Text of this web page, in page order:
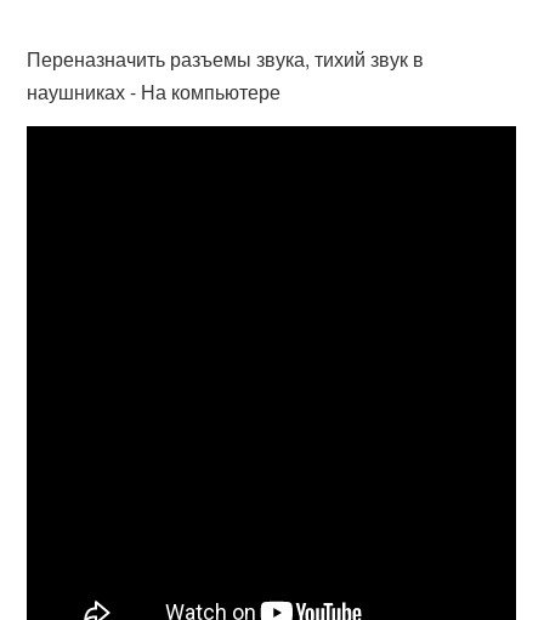
Переназначить разъемы звука, тихий звук в
наушниках - На компьютере